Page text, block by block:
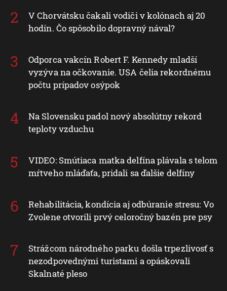
V Chorvátsku čakali vodiči v kolónach aj 20
hodín. Čo spôsobilo dopravný nával?
Odporca vakcín Robert F. Kennedy mladší
vyzýva na očkovanie. USA čelia rekordnému
počtu prípadov osýpok
Na Slovensku padol nový absolútny rekord
teploty vzduchu
VIDEO: Smútiaca matka delfína plávala s telom
mŕtveho mláďaťa, pridali sa ďalšie delfíny
Rehabilitácia, kondícia aj odbúranie stresu: Vo
Zvolene otvorili prvý celoročný bazén pre psy
Strážcom národného parku došla trpezlivosť s
nezodpovednými turistami a opáskovali
Skalnaté pleso